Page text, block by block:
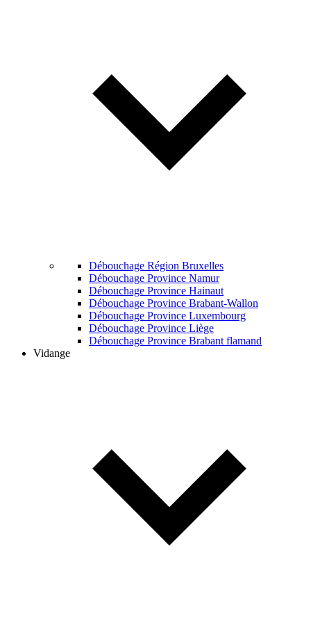
Débouchage Région Bruxelles
Débouchage Province Namur
Débouchage Province Hainaut
Débouchage Province Brabant-Wallon
Débouchage Province Luxembourg
Débouchage Province Liège
Débouchage Province Brabant flamand
Vidange